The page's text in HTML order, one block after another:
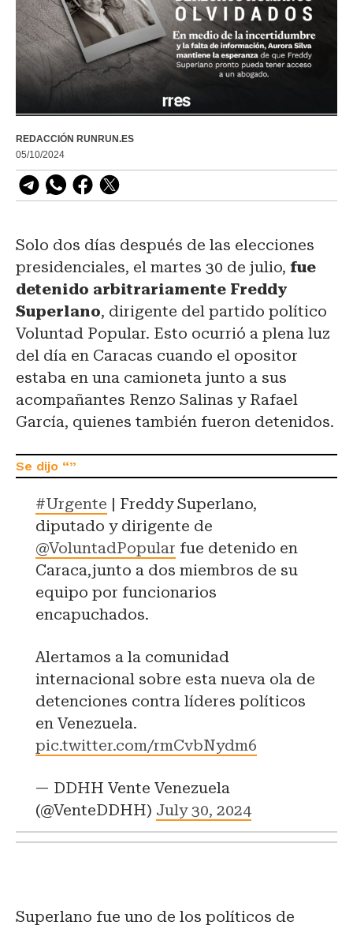
REDACCIÓN RUNRUN.ES
05/10/2024
Solo dos días después de las elecciones
presidenciales, el martes 30 de julio, fue
detenido arbitrariamente Freddy
Superlano, dirigente del partido político
Voluntad Popular. Esto ocurrió a plena luz
del día en Caracas cuando el opositor
estaba en una camioneta junto a sus
acompañantes Renzo Salinas y Rafael
García, quienes también fueron detenidos.
#Urgente | Freddy Superlano,
diputado y dirigente de
@VoluntadPopular fue detenido en
Caraca,junto a dos miembros de su
equipo por funcionarios
encapuchados.
Alertamos a la comunidad
internacional sobre esta nueva ola de
detenciones contra líderes políticos
en Venezuela.
pic.twitter.com/rmCvbNydm6
— DDHH Vente Venezuela
(@VenteDDHH) July 30, 2024
Superlano fue uno de los políticos de